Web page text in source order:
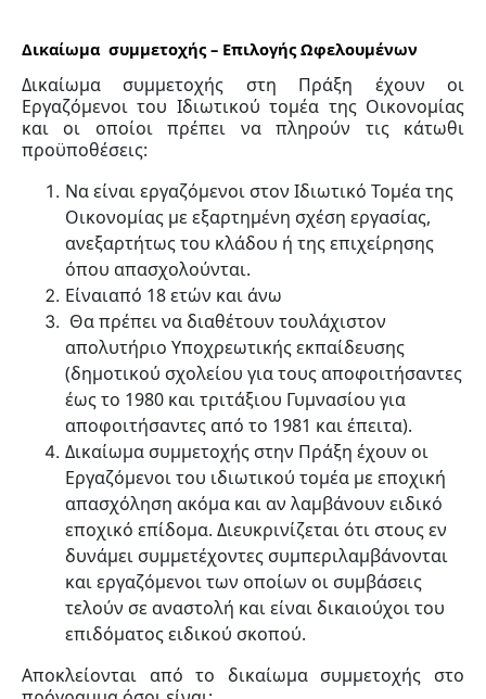
Δικαίωμα συμμετοχής – Επιλογής Ωφελουμένων
Δικαίωμα συμμετοχής στη Πράξη έχουν οι
Εργαζόμενοι του Ιδιωτικού τομέα της Οικονομίας
και οι οποίοι πρέπει να πληρούν τις κάτωθι
προϋποθέσεις:
Nα είναι εργαζόμενοι στον Ιδιωτικό Τομέα της
Οικονομίας με εξαρτημένη σχέση εργασίας,
ανεξαρτήτως του κλάδου ή της επιχείρησης
όπου απασχολούνται.
Είναιαπό 18 ετών και άνω
Θα πρέπει να διαθέτουν τουλάχιστον
απολυτήριο Υποχρεωτικής εκπαίδευσης
(δημοτικού σχολείου για τους αποφοιτήσαντες
έως το 1980 και τριτάξιου Γυμνασίου για
αποφοιτήσαντες από το 1981 και έπειτα).
Δικαίωμα συμμετοχής στην Πράξη έχουν οι
Εργαζόμενοι του ιδιωτικού τομέα με εποχική
απασχόληση ακόμα και αν λαμβάνουν ειδικό
εποχικό επίδομα. Διευκρινίζεται ότι στους εν
δυνάμει συμμετέχοντες συμπεριλαμβάνονται
και εργαζόμενοι των οποίων οι συμβάσεις
τελούν σε αναστολή και είναι δικαιούχοι του
επιδόματος ειδικού σκοπού.
Αποκλείονται από το δικαίωμα συμμετοχής στο